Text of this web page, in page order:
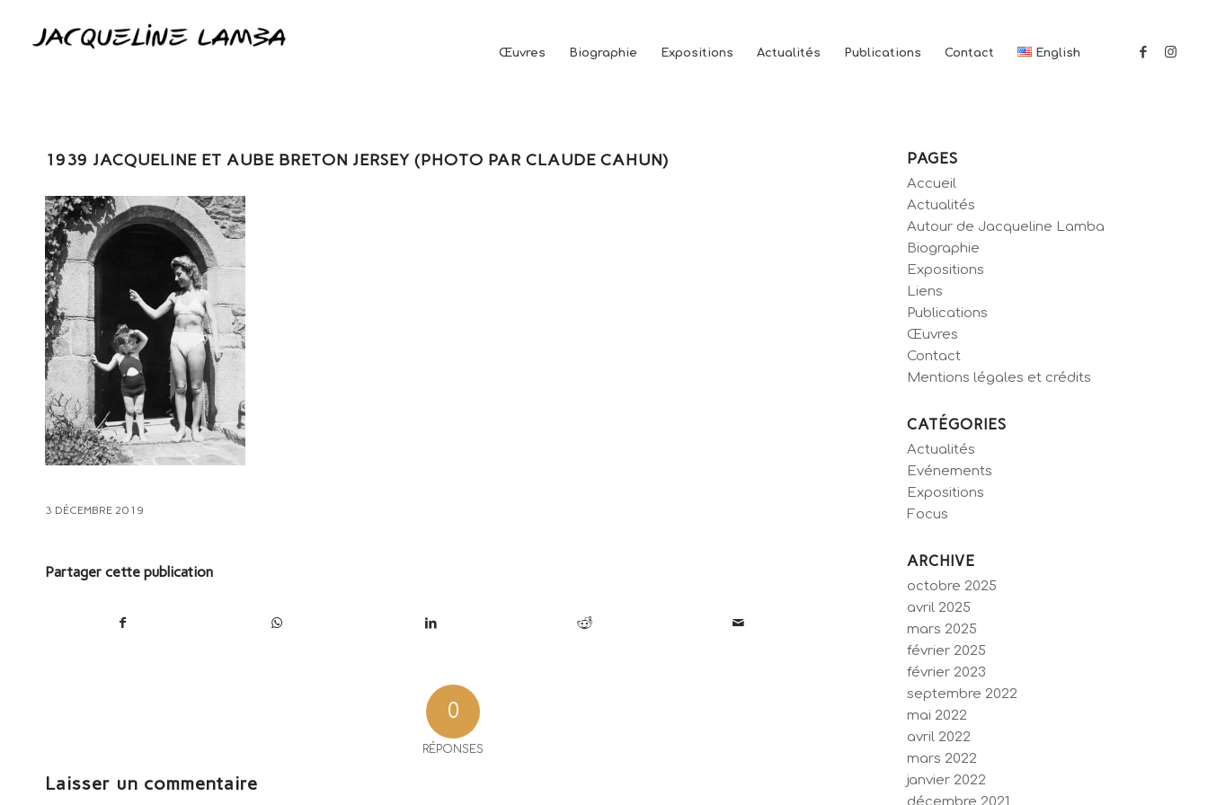
Œuvres Biographie Expositions Actualités Publications Contact English
1939 JACQUELINE ET AUBE BRETON JERSEY (PHOTO PAR CLAUDE CAHUN)
3 DÉCEMBRE 2019
Partager cette publication
0
RÉPONSES
Laisser un commentaire
PAGES
Accueil
Actualités
Autour de Jacqueline Lamba
Biographie
Expositions
Liens
Publications
Œuvres
Contact
Mentions légales et crédits
CATÉGORIES
Actualités
Evénements
Expositions
Focus
ARCHIVE
octobre 2025
avril 2025
mars 2025
février 2025
février 2023
septembre 2022
mai 2022
avril 2022
mars 2022
janvier 2022
décembre 2021